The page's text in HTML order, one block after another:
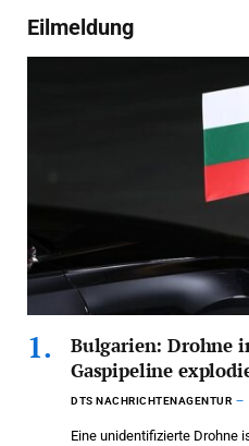
Eilmeldung
Bulgarien: Drohne
Gaspipeline
DTS NACHRICHTENAGENTUR
Eine unidentifizierte Drohne